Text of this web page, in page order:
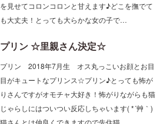
も大丈夫！とっても大らかな女の子で…
プリン 2018年7月生 オス丸っこいお顔とお目
目がキュートなプリンス☆プリン♪とっても怖が
りさんですがオモチャ大好き！怖がりながらも猫
じゃらしにはついつい反応しちゃいます( *´艸｀)
猫さんとは仲良くできますので先住猫…